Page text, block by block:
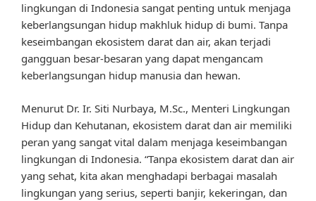
lingkungan di Indonesia sangat penting untuk menjaga
keberlangsungan hidup makhluk hidup di bumi. Tanpa
keseimbangan ekosistem darat dan air, akan terjadi
gangguan besar-besaran yang dapat mengancam
keberlangsungan hidup manusia dan hewan.
Menurut Dr. Ir. Siti Nurbaya, M.Sc., Menteri Lingkungan
Hidup dan Kehutanan, ekosistem darat dan air memiliki
peran yang sangat vital dalam menjaga keseimbangan
lingkungan di Indonesia. “Tanpa ekosistem darat dan air
yang sehat, kita akan menghadapi berbagai masalah
lingkungan yang serius, seperti banjir, kekeringan, dan